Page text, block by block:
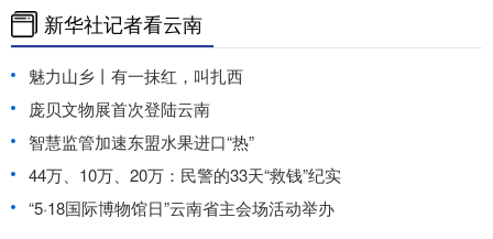
新华社记者看云南
魅力山乡丨有一抹红，叫扎西
庞贝文物展首次登陆云南
智慧监管加速东盟水果进口“热”
44万、10万、20万：民警的33天“救钱”纪实
“5·18国际博物馆日”云南省主会场活动举办